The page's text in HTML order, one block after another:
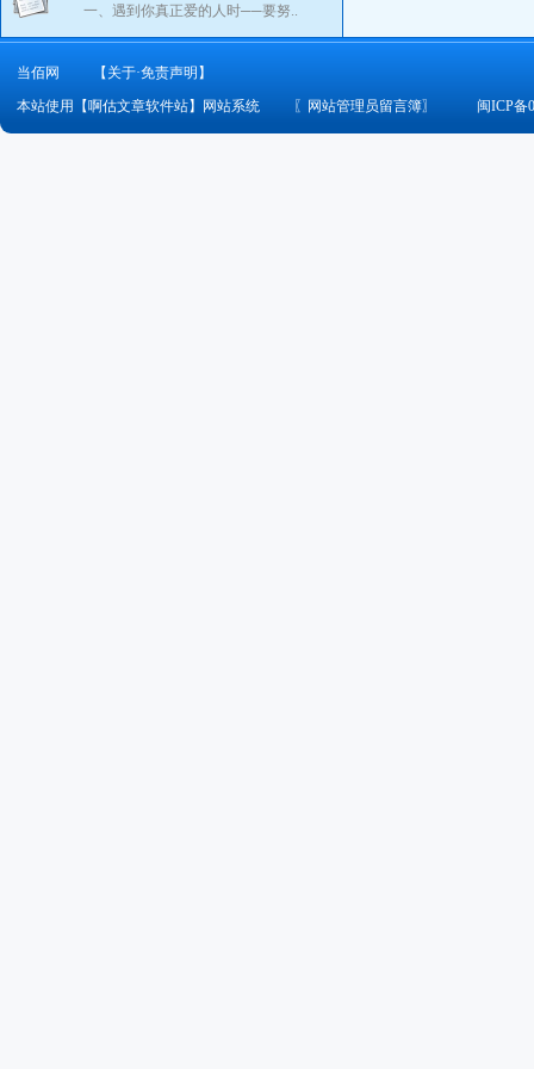
一、遇到你真正爱的人时──要努..
当佰网
【关于·免责声明】
本站使用【啊估文章软件站】网站系统
〖 网站管理员留言簿〗 闽ICP备